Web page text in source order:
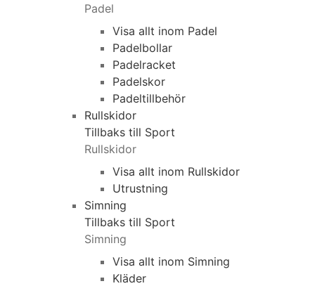
Padel
Visa allt inom Padel
Padelbollar
Padelracket
Padelskor
Padeltillbehör
Rullskidor
Tillbaks till Sport
Rullskidor
Visa allt inom Rullskidor
Utrustning
Simning
Tillbaks till Sport
Simning
Visa allt inom Simning
Kläder